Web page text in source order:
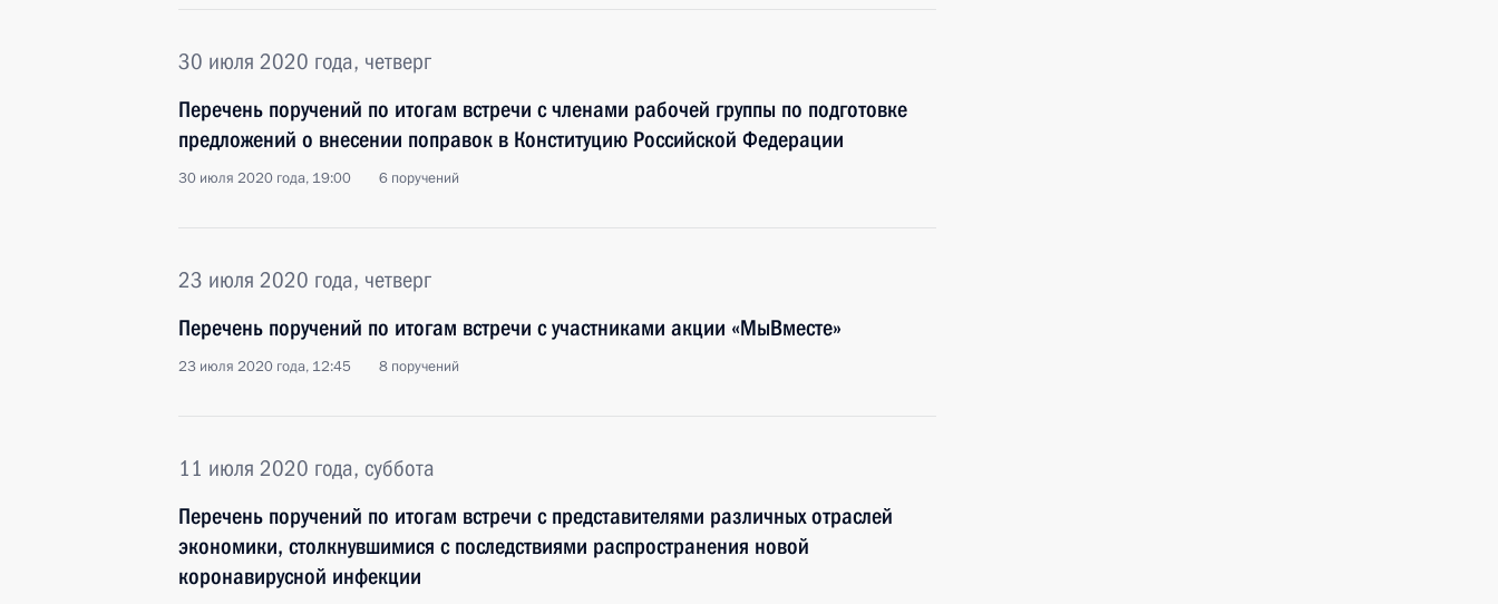
30 июля 2020 года, четверг
Перечень поручений по итогам встречи с членами рабочей группы по подготовке
предложений о внесении поправок в Конституцию Российской Федерации
30 июля 2020 года, 19:00 6 поручений
23 июля 2020 года, четверг
Перечень поручений по итогам встречи с участниками акции «МыВместе»
23 июля 2020 года, 12:45 8 поручений
11 июля 2020 года, суббота
Перечень поручений по итогам встречи с представителями различных отраслей
экономики, столкнувшимися с последствиями распространения новой
коронавирусной инфекции